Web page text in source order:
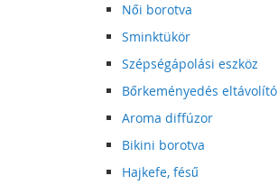
Női borotva
Sminktükör
Szépségápolási eszköz
Bőrkeményedés eltávolító
Aroma diffúzor
Bikini borotva
Hajkefe, fésű